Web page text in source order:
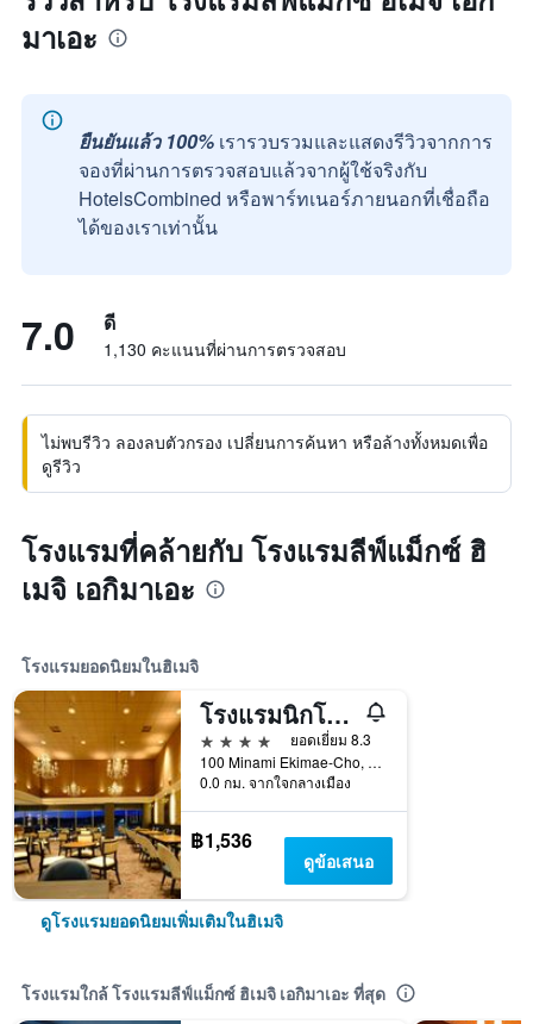
มาเอะ
ยืนยันแล้ว 100% เรารวบรวมและแสดงรีวิวจากการ
จองที่ผ่านการตรวจสอบแล้วจากผู้ใช้จริงกับ
HotelsCombined หรือพาร์ทเนอร์ภายนอกที่เชื่อถือ
ได้ของเราเท่านั้น
7.0 ดี
1,130 คะแนนที่ผ่านการตรวจสอบ
ไม่พบรีวิว ลองลบตัวกรอง เปลี่ยนการค้นหา หรือล้างทั้งหมดเพื่อ
ดูรีวิว
โรงแรมที่คล้ายกับ โรงแรมลีฟ์แม็กซ์ ฮิ
เมจิ เอกิมาเอะ
โรงแรมยอดนิยมในฮิเมจิ
โรงแรมนิกโก ฮิเมจิ
4 ดาว
ยอดเยี่ยม 8.3
100 Minami Ekimae-Cho, ฮิเมจิ, ญี่ปุ่น
0.0 กม. จากใจกลางเมือง
฿1,536
ดูข้อเสนอ
ดูโรงแรมยอดนิยมเพิ่มเติมในฮิเมจิ
โรงแรมใกล้ โรงแรมลีฟ์แม็กซ์ ฮิเมจิ เอกิมาเอะ ที่สุด